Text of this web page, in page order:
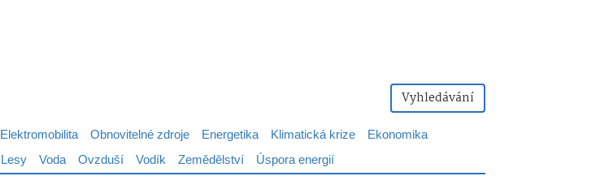
Vyhledávání
Elektromobilita Obnovitelné zdroje Energetika Klimatická krize
Ekonomika
Lesy Voda Ovzduší Vodík Zemědělství Úspora energií